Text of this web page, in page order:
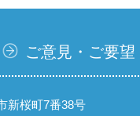
ご意見・ご要望
新桜町7番38号